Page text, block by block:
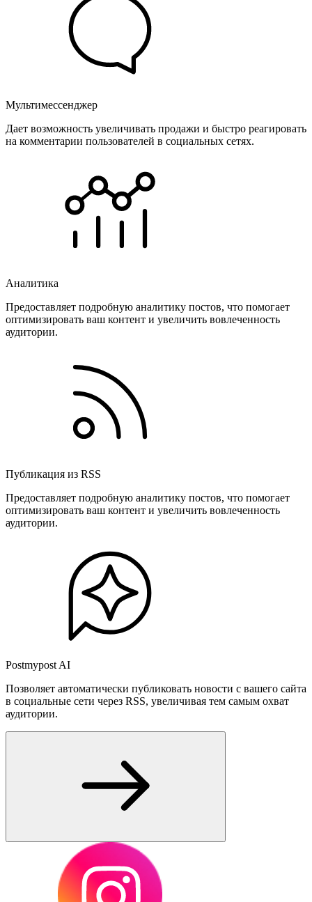
Мультимессенджер
Дает возможность увеличивать продажи и быстро реагировать
на комментарии пользователей в социальных сетях.
Аналитика
Предоставляет подробную аналитику постов, что помогает
оптимизировать ваш контент и увеличить вовлеченность
аудитории.
Публикация из RSS
Предоставляет подробную аналитику постов, что помогает
оптимизировать ваш контент и увеличить вовлеченность
аудитории.
Postmypost AI
Позволяет автоматически публиковать новости с вашего сайта
в социальные сети через RSS, увеличивая тем самым охват
аудитории.